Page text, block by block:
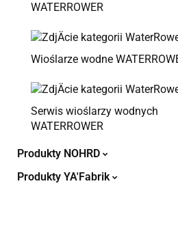
WATERROWER
Wioślarze wodne
Serwis wioślarzy wodnych
WATERROWER
Produkty NOHRD
Produkty YA'Fabrik